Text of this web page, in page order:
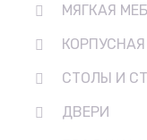
МЯГКАЯ
СТОЛЫ И
ДВЕРИ